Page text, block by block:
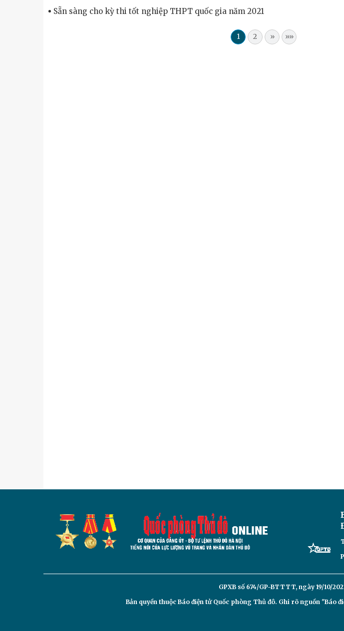
Sẵn sàng cho kỳ thi tốt nghiệp THPT quốc gia năm 2021
1 2 » »»
GPXB số 674/GP-BTTTT, ngày 19/10/
Bản quyền thuộc Báo điện tửQuốc phòng Thủ đô. Ghi rõ nguồn "Báo